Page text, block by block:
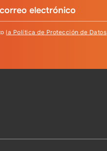
la Política de Protección de Datos